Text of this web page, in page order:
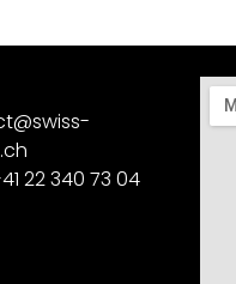
22 340 73 04